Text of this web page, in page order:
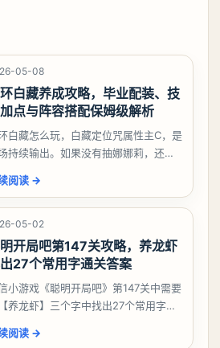
05-08
白藏养成攻略，毕业配装、技
点与阵容搭配保姆级解析
白藏怎么玩，白藏定位咒属性主C，是
持续输出。如果没有抽娜娜莉，还没
娜莉缺另外一个二队C想打深渊也可以
养个白藏
阅读 →
05-02
开局吧第147关攻略，养龙虾
27个常用字通关答案
小游戏《聪明开局吧》第147关中需要
养龙虾】三个字中找出27个常用字，
夫、夰、巾、中、虫、下、虾、卜、
阅读 →